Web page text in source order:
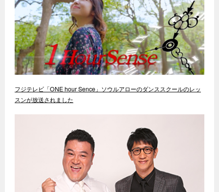
フジテレビ「ONE hour Sence」ソウルアローのダンススクールのレッ
スンが放送されました